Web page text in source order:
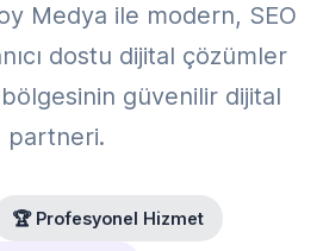
Medya ile modern, SEO
dostu dijital çözümler
bölgesinin güvenilir dijital
partneri.
🏆 Profesyonel Hizmet